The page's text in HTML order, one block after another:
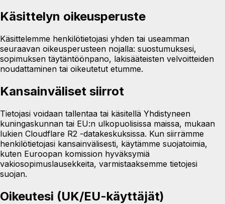
Käsittelyn oikeusperuste
Käsittelemme henkilötietojasi yhden tai useamman
seuraavan oikeusperusteen nojalla: suostumuksesi,
sopimuksen täytäntöönpano, lakisääteisten velvoitteiden
noudattaminen tai oikeutetut etumme.
Kansainväliset siirrot
Tietojasi voidaan tallentaa tai käsitellä Yhdistyneen
kuningaskunnan tai EU:n ulkopuolisissa maissa, mukaan
lukien Cloudflare R2 -datakeskuksissa. Kun siirrämme
henkilötietojasi kansainvälisesti, käytämme suojatoimia,
kuten Euroopan komission hyväksymiä
vakiosopimuslausekkeita, varmistaaksemme tietojesi
suojan.
Oikeutesi (UK/EU-käyttäjät)